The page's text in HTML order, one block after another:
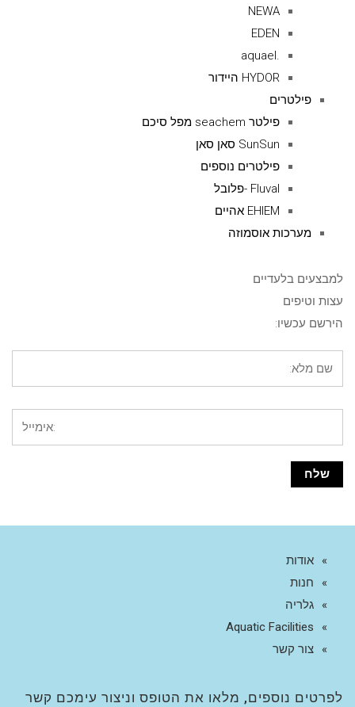
NEWA
EDEN
.aquael
HYDOR היידור
פילטרים
פילטר seachem מפל סיכם
SunSun סאן סאן
פילטרים נוספים
Fluval -פלובל
EHIEM אהיים
מערכות אוסמוזה
למבצעים בלעדיים
עצות וטיפים
הירשם עכשיו:
אודות
חנות
גלריה
Aquatic Facilities
צור קשר
לפרטים נוספים, מלאו את הטופס וניצור עימכם קשר